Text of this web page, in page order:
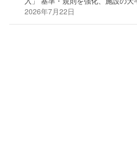
2026年7月22日